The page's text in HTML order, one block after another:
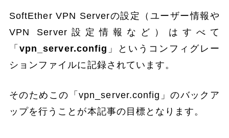
SoftEther VPN Serverの設定（ユーザー情報や
VPN Server設定情報など）はすべて
「 vpn_server.config 」というコンフィグレー
ションファイルに記録されています。
そのためこの「vpn_server.config」のバックア
ップを行うことが本記事の目標となります。